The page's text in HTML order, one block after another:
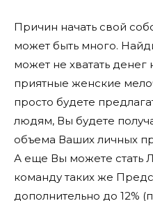
Причин начать свой
может быть много.
может не хватать денег
приятные женские
просто будете
людям, Вы будете
объема Ваших личных
А еще Вы можете стать
команду таких же
дополнительно до 12%